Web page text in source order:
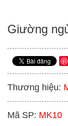
Giường
Thương hiệu:
Mã SP: MK10